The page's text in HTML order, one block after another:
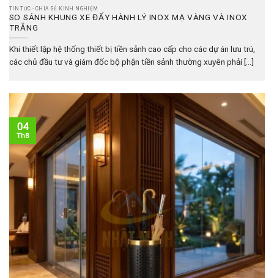
TIN TỨC - CHIA SẺ KINH NGHIỆM
SO SÁNH KHUNG XE ĐẨY HÀNH LÝ INOX MẠ VÀNG VÀ INOX
TRẮNG
Khi thiết lập hệ thống thiết bị tiền sảnh cao cấp cho các dự án lưu trú,
các chủ đầu tư và giám đốc bộ phận tiền sảnh thường xuyên phải [...]
04
Th8